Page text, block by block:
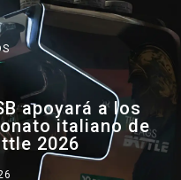
apoyará a los
italiano de
2026